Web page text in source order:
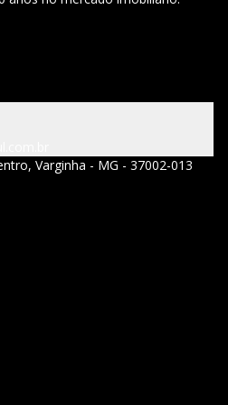
Varginha - MG - 37002-013